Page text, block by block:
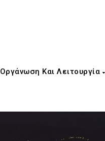
Οργάνωση Και Λειτουργία